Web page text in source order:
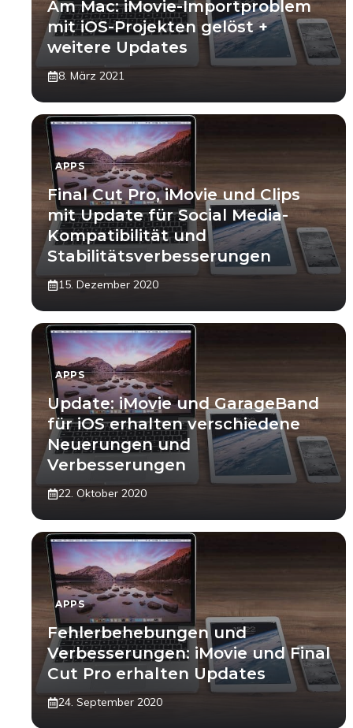
Am Mac: iMovie-Importproblem
mit iOS-Projekten gelöst +
weitere Updates
8. März 2021
APPS
Final Cut Pro, iMovie und Clips
mit Update für Social Media-
Kompatibilität und
Stabilitätsverbesserungen
15. Dezember 2020
APPS
Update: iMovie und GarageBand
für iOS erhalten verschiedene
Neuerungen und
Verbesserungen
22. Oktober 2020
APPS
Fehlerbehebungen und
Verbesserungen: iMovie und Final
Cut Pro erhalten Updates
24. September 2020